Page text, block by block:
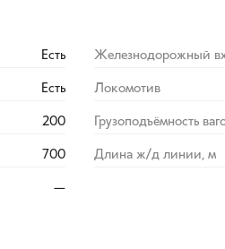
Есть Железнодорожный
Есть Локомотив
200 Грузоподъёмность
700 Длина ж/д линии, м
—